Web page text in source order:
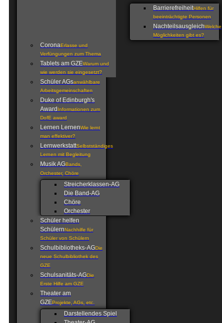
BarrierefreiheitHilfen für
beeinträchtigte Personen
NachteilsausgleichWelche
Möglichkeiten gibt es?
CoronaErlasse und
Verfüngungen zum Thema
Tablets am GZEWarum und
wie werden sie eingesetzt?
Schüler AGsanwählbare
Arbeitsgemeinschaften
Duke of Edinburgh's
Award Informationen zum
DofE award
Lernen LernenWie lernt
man effektiver?
LernwerkstattSelbstständiges
Lernen mit Begleitung
Musik AGBands,
Orchester, Chöre
Streicherklassen-AG
Die Band-AG
Chöre
Orchester
Schüler helfen
SchülernNachhilfe für
Schüler von Schülern
Schulbibliotheks-AGDie
neue Schulbibliothek des
GZE
Schulsanitäts-AGDie
Erste Hilfe am GZE
Theater am
GZEProjekte, AGs, etc.
Darstellendes Spiel